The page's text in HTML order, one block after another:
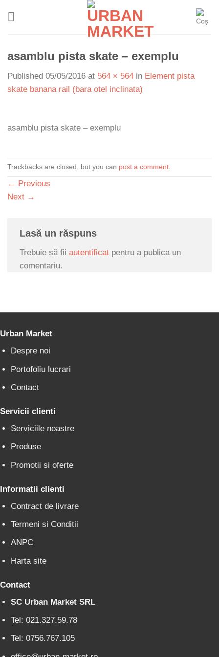
asamblu pista skate – exemplu
Published 05/05/2016 at 564 × 564 in Element pista
skate banana rail (bara otel inclinata)
asamblu pista skate – exemplu
Trackbacks are closed, but you can post a comment
← Previous
Next →
Lasă un răspuns
Trebuie să fii autentificat pentru a publica un
comentariu.
Urban Market
Despre noi
Portofoliu lucrari
Contact
Servicii clienti
Serviciile noastre
Produse
Promotii si oferte
Informatii clienti
Contract de livrare
Termeni si Conditii
ANPC
Harta site
Contact
SC Urban Market SRL
Tel: 021.327.59.78
Tel: 0756.767.105